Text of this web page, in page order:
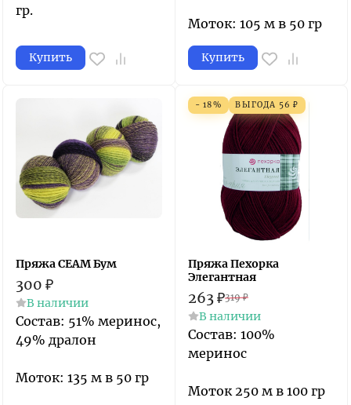
гр.
Купить
Моток: 105 м в 50 гр
Купить
Пряжа СЕАМ Бум
300 ₽
В наличии
Состав: 51% меринос,
49% дралон
Моток: 135 м в 50 гр
- 18% ВЫГОДА 56 ₽
Пряжа Пехорка
Элегантная
263₽319 ₽
В наличии
Состав: 100%
меринос
Моток 250 м в 100 гр